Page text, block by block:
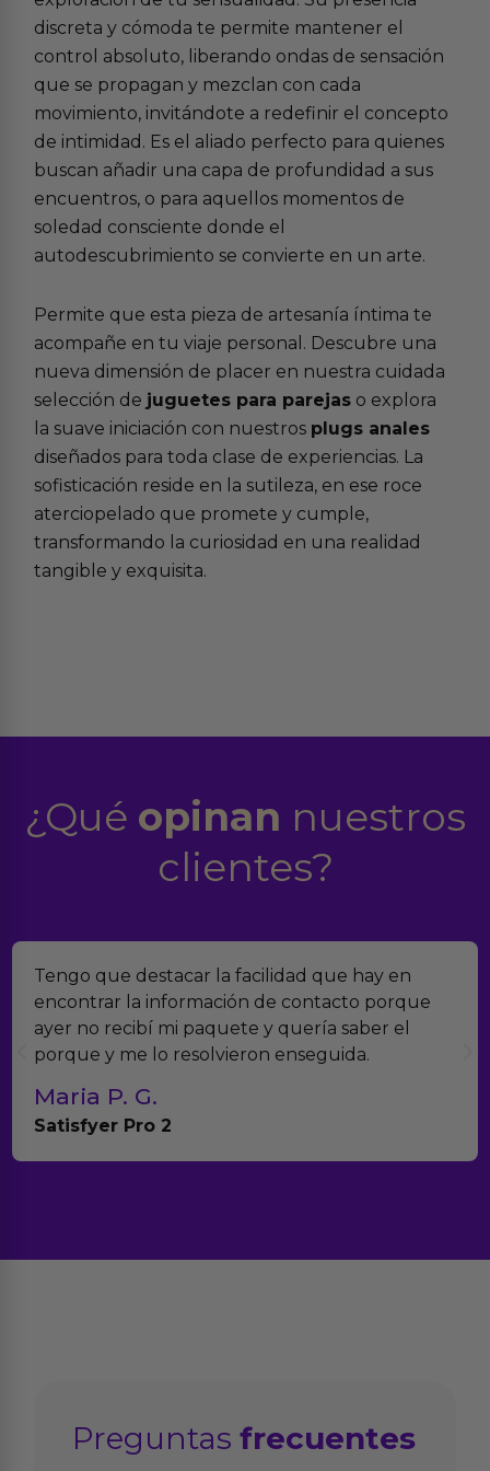
discreta y cómoda te permite mantener el
control absoluto, liberando ondas de sensación
que se propagan y mezclan con cada
movimiento, invitándote a redefinir el concepto
de intimidad. Es el aliado perfecto para quienes
buscan añadir una capa de profundidad a sus
encuentros, o para aquellos momentos de
soledad consciente donde el
autodescubrimiento se convierte en un arte.
Permite que esta pieza de artesanía íntima te
acompañe en tu viaje personal. Descubre una
nueva dimensión de placer en nuestra cuidada
selección de juguetes para parejas o explora
la suave iniciación con nuestros plugs anales
diseñados para toda clase de experiencias. La
sofisticación reside en la sutileza, en ese roce
aterciopelado que promete y cumple,
transformando la curiosidad en una realidad
tangible y exquisita.
¿Qué opinan nuestros
clientes?
Tengo que destacar la facilidad que hay en
encontrar la información de contacto porque
ayer no recibí mi paquete y quería saber el
porque y me lo resolvieron enseguida.
Maria P. G.
Satisfyer Pro 2
Preguntasfrecuentes